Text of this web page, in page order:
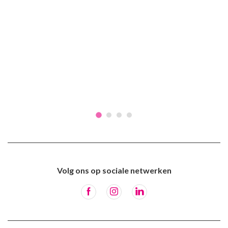
Volg ons op sociale netwerken